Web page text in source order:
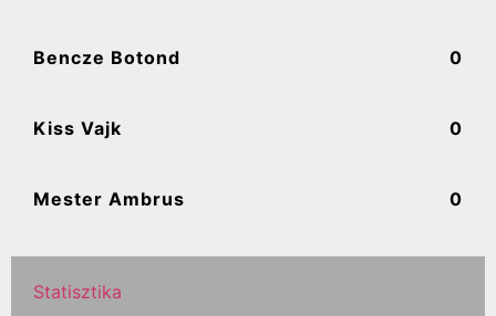
Bencze Botond 0
Kiss Vajk 0
Mester Ambrus 0
Statisztika